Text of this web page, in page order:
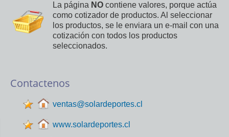
La página NO contiene valores, porque actúa
como cotizador de productos. Al seleccionar
los productos, se le enviara un e-mail con una
cotización con todos los productos
seleccionados.
Contactenos
ventas@solardeportes.cl
www.solardeportes.cl